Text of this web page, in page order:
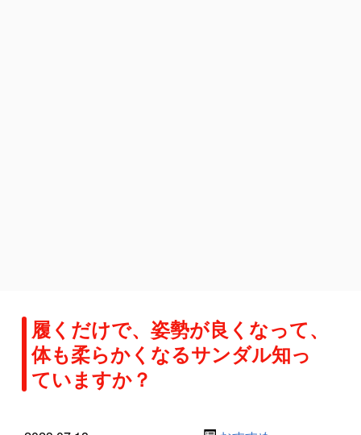
履くだけで、姿勢が良くなって、
体も柔らかくなるサンダル知っ
ていますか？